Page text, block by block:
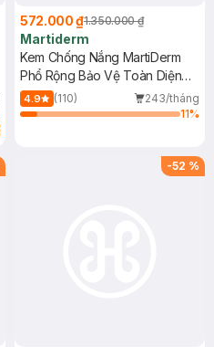
572.000 ₫1.350.000 ₫
Martiderm
Kem Chống Nắng MartiDerm
Phổ Rộng Bảo Vệ Toàn Diện
40ml
4.9 (110)
243/tháng
11%
-52 %